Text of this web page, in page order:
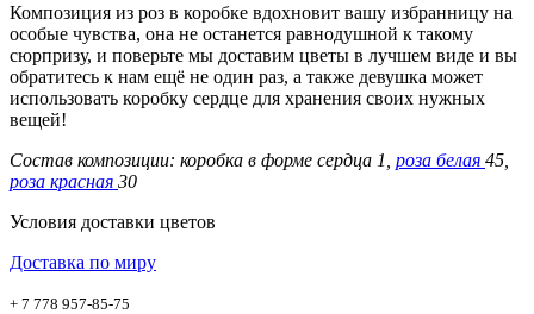
Композиция из роз в коробке вдохновит вашу избранницу на
особые чувства, она не останется равнодушной к такому
сюрпризу, и поверьте мы доставим цветы в лучшем виде и вы
обратитесь к нам ещё не один раз, а также девушка может
использовать коробку сердце для хранения своих нужных
вещей!
Состав композиции: коробка в форме сердца 1, роза белая 45,
роза красная 30
Условия доставки цветов
Доставка по миру
+ 7 778 957-85-75